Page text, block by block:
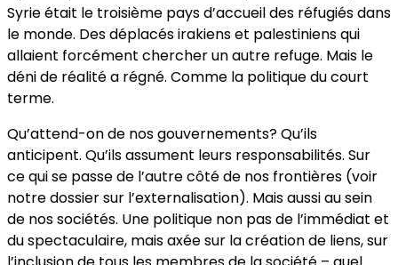
Syrie était le troisième pays d’accueil des réfugiés dans
le monde. Des déplacés irakiens et palestiniens qui
allaient forcément chercher un autre refuge. Mais le
déni de réalité a régné. Comme la politique du court
terme.
Qu’attend-on de nos gouvernements? Qu’ils
anticipent. Qu’ils assument leurs responsabilités. Sur
ce qui se passe de l’autre côté de nos frontières (voir
notre dossier sur l’externalisation). Mais aussi au sein
de nos sociétés. Une politique non pas de l’immédiat et
du spectaculaire, mais axée sur la création de liens, sur